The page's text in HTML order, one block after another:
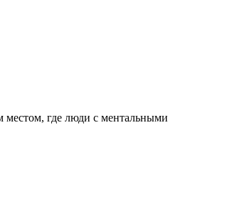
местом, где люди с ментальными